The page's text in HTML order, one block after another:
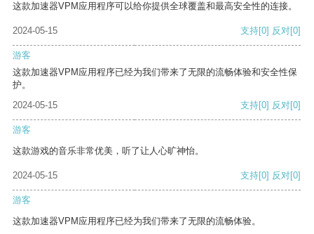
这款加速器VPM应用程序可以给你提供全球覆盖和最高安全性的连接。
2024-05-15 支持[0] 反对[0]
游客
这款加速器VPM应用程序已经为我们带来了无限的流畅体验和安全性保
护。
2024-05-15
支持[0] 反对[0]
游客
这款游戏的音乐非常优美，听了让人心旷神怡。
2024-05-15 支持[0] 反对[0]
游客
这款加速器VPM应用程序已经为我们带来了无限的流畅体验。